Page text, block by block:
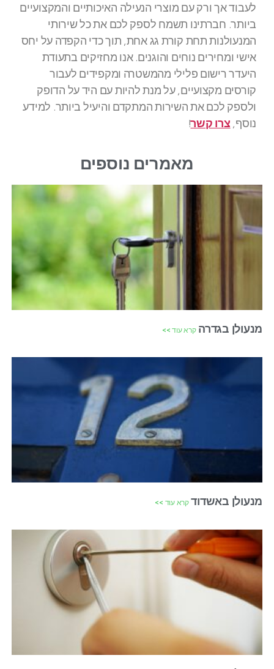
לעבוד אך ורק עם מוצרי הנעילה האיכותיים והמקצועיים
ביותר. חברתינו תשמח לספק לכם את כל שירותי
המנעולנות תחת קורת גג אחת, תוך כדי הקפדה על יחס
אישי ומחירים נוחים והוגנים. אנו מחזיקים בתעודת
היעדר רישום פלילי מהמשטרה ומקפידים לעבור
קורסים מקצועיים, על מנת להיות עם היד על הדופק
ולספק לכם את השירות המתקדם והיעיל ביותר. למידע
נוסף, צרו קשר!
מאמרים נוספים
מנעולן בגדרהקרא עוד >>
מנעולן באשדודקרא עוד >>